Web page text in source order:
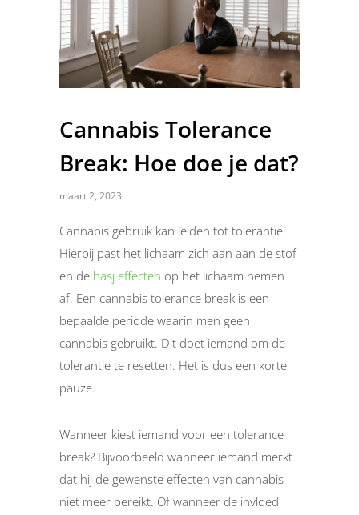
Cannabis Tolerance
Break: Hoe doe je dat?
maart 2, 2023
Cannabis gebruik kan leiden tot tolerantie.
Hierbij past het lichaam zich aan aan de stof
en de hasj effecten op het lichaam nemen
af. Een cannabis tolerance break is een
bepaalde periode waarin men geen
cannabis gebruikt. Dit doet iemand om de
tolerantie te resetten. Het is dus een korte
pauze.
Wanneer kiest iemand voor een tolerance
break? Bijvoorbeeld wanneer iemand merkt
dat hij de gewenste effecten van cannabis
niet meer bereikt. Of wanneer de invloed